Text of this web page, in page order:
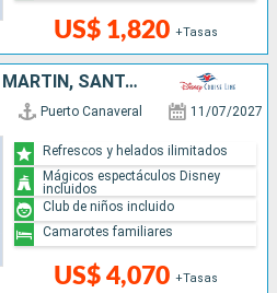
US$ 1,820 +Tasas
ESTADOS UNIDOS, SAN MARTÍN, SANTA LUCIA, ANTIGUA Y BARBUDA, PUERTO RICO, BAHAMAS
Puerto Canaveral 11/07/2027
US$ 4,070 +Tasas
Refrescos y helados ilimitados
Mágicos espectáculos Disney
incluidos
Club de niños incluido
Camarotes familiares